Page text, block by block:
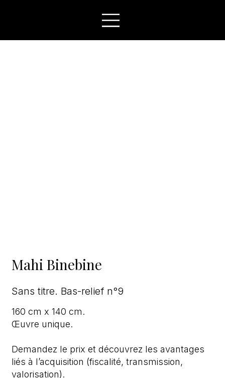
Mahi Binebine
Sans titre. Bas-relief n°9
160 cm x 140 cm.
Œuvre unique.
Demandez le prix et découvrez les avantages
liés à l’acquisition (fiscalité, transmission,
valorisation).